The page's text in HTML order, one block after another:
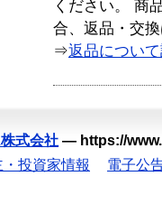
ください。 商
合、返品・交
⇒返品につい
式会社 — https://
・投資家情報 電子公